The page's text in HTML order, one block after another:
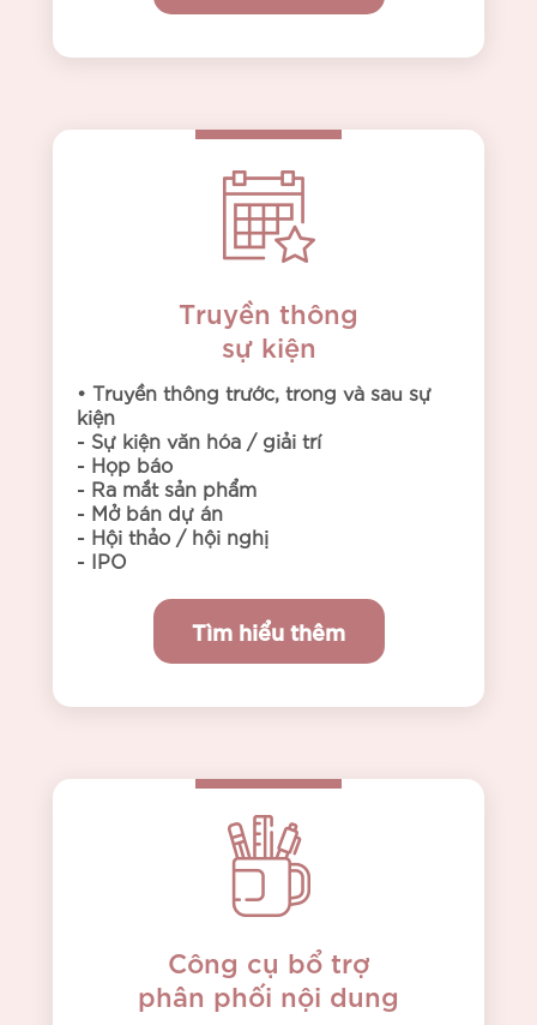
Truyền thông
sự kiện
• Truyền thông trước, trong và sau sự
kiện
- Sự kiện văn hóa / giải trí
- Họp báo
- Ra mắt sản phẩm
- Mở bán dự án
- Hội thảo / hội nghị
- IPO
Tìm hiểu thêm
Công cụ bổ trợ
phân phối nội dung